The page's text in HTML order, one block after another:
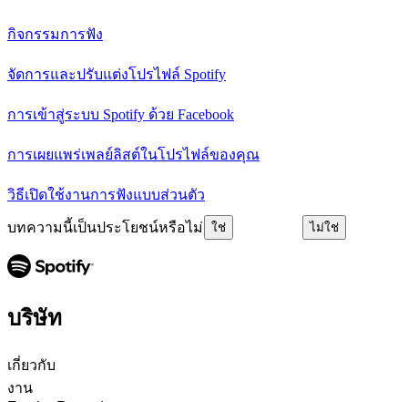
กิจกรรมการฟัง
จัดการและปรับแต่งโปรไฟล์ Spotify
การเข้าสู่ระบบ Spotify ด้วย Facebook
การเผยแพร่เพลย์ลิสต์ในโปรไฟล์ของคุณ
วิธีเปิดใช้งานการฟังแบบส่วนตัว
บทความนี้เป็นประโยชน์หรือไม่ ใช่ ไม่ใช่
บริษัท
เกี่ยวกับ
งาน